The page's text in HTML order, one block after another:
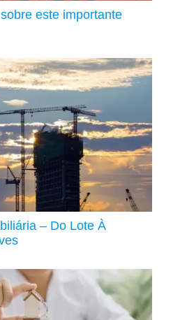
este importante
– Do Lote À